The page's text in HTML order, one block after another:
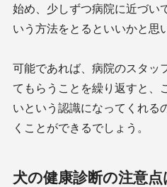
始め、少しずつ病院に近づい
いう方法をとるといいかと思
可能であれば、病院のスタッ
てもらうことを繰り返すと、
いという認識になってくれる
くことができるでしょう。
犬の健康診断の注意点